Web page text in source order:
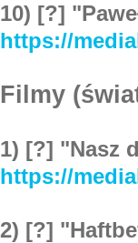
10) [?]
https://
Filmy
1) [?] "Nasz
https://
2) [?]